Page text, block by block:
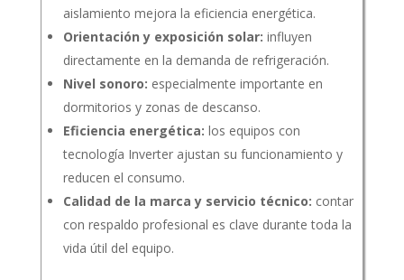
aislamiento mejora la eficiencia energética.
Orientación y exposición solar: influyen
directamente en la demanda de refrigeración.
Nivel sonoro: especialmente importante en
dormitorios y zonas de descanso.
Eficiencia energética: los equipos con
tecnología Inverter ajustan su funcionamiento y
reducen el consumo.
Calidad de la marca y servicio técnico: contar
con respaldo profesional es clave durante toda la
vida útil del equipo.